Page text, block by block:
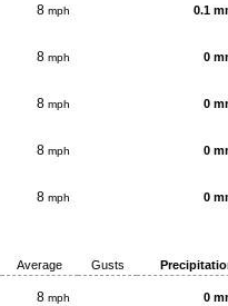
8 mph 0.1
8 mph 0
8 mph 0
8 mph 0
8 mph 0
Average Gusts
8 mph 0